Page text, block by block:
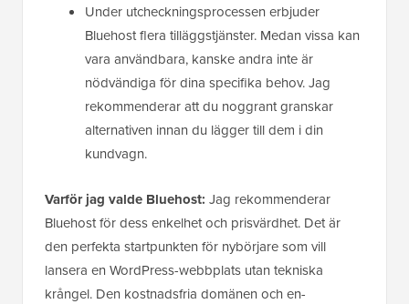
Under utcheckningsprocessen erbjuder
Bluehost flera tilläggstjänster. Medan vissa kan
vara användbara, kanske andra inte är
nödvändiga för dina specifika behov. Jag
rekommenderar att du noggrant granskar
alternativen innan du lägger till dem i din
kundvagn.
Varför jag valde Bluehost: Jag rekommenderar
Bluehost för dess enkelhet och prisvärdhet. Det är
den perfekta startpunkten för nybörjare som vill
lansera en WordPress-webbplats utan tekniska
krångel. Den kostnadsfria domänen och en-